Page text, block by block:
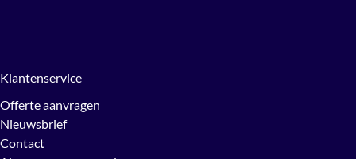
Klantenservice
Offerte aanvragen
Nieuwsbrief
Contact